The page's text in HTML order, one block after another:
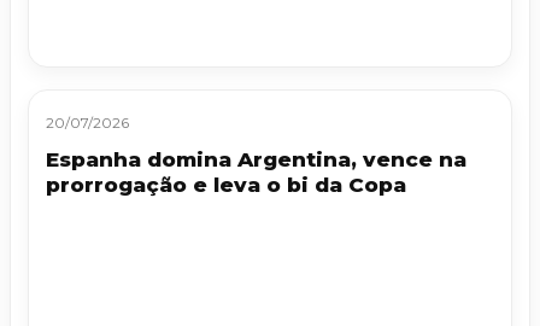
20/07/2026
Espanha domina Argentina, vence na
prorrogação e leva o bi da Copa